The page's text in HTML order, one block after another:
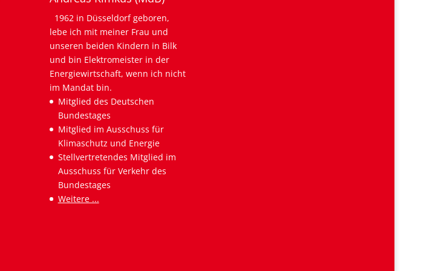
1962 in Düsseldorf geboren,
lebe ich mit meiner Frau und
unseren beiden Kindern in Bilk
und bin Elektromeister in der
Energiewirtschaft, wenn ich nicht
im Mandat bin.
Mitglied des Deutschen
Bundestages
Mitglied im Ausschuss für
Klimaschutz und Energie
Stellvertretendes Mitglied im
Ausschuss für Verkehr des
Bundestages
Weitere ...